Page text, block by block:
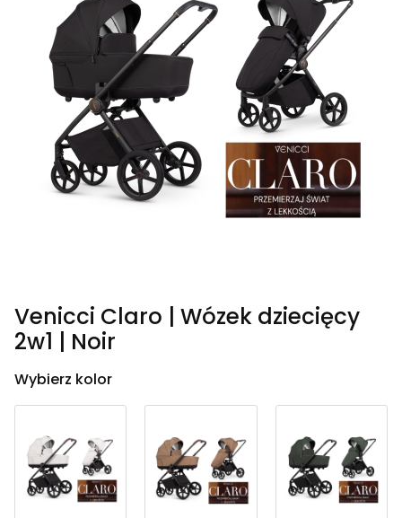
Venicci Claro | Wózek dziecięcy
2w1 | Noir
Wybierz kolor